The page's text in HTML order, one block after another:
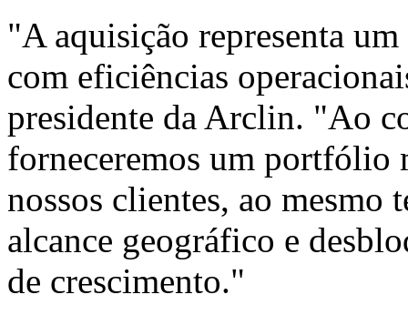
"A aquisição representa
com eficiências
presidente da Arclin. "Ao
forneceremos um portfólio
nossos clientes, ao mesmo
alcance geográfico e
de crescimento."